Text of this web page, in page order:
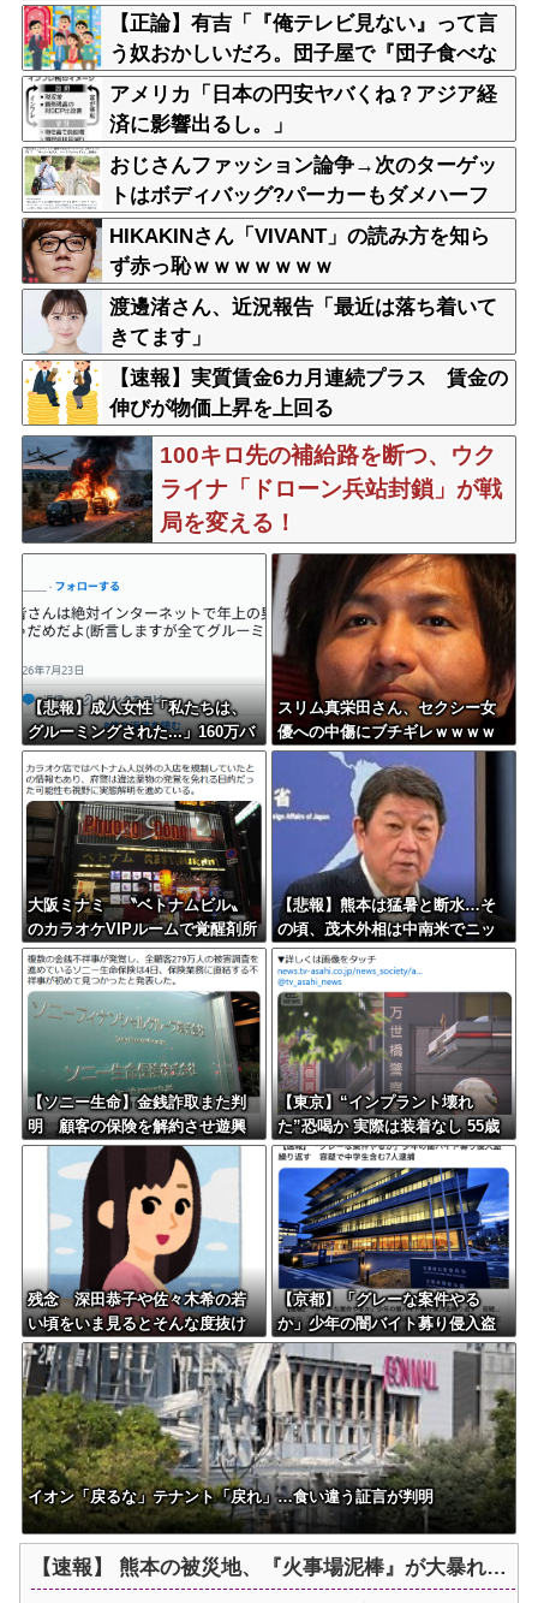
【正論】有吉「『俺テレビ見ない』って言
う奴おかしいだろ。団子屋で『団子食べな
い』って言うか？」
アメリカ「日本の円安ヤバくね？アジア経
済に影響出るし。」
おじさんファッション論争→次のターゲッ
トはボディバッグ?パーカーもダメハーフ
パンツもダメ悲鳴も
HIKAKINさん「VIVANT」の読み方を知ら
ず赤っ恥ｗｗｗｗｗｗｗ
渡邊渚さん、近況報告「最近は落ち着いて
きてます」
【速報】実質賃金6カ月連続プラス 賃金の
伸びが物価上昇を上回る
100キロ先の補給路を断つ、ウク
ライナ「ドローン兵站封鎖」が戦
局を変える！
【悲報】成人女性「私たちは、
グルーミングされた...」160万バ
ズ
スリム真栄田さん、セクシー女
優への中傷にブチギレｗｗｗｗ
ｗｗｗ
大阪ミナミ 〝ベトナムビル〟
のカラオケVIPルームで覚醒剤所
持、ベトナム国籍8人逮捕
【悲報】熊本は猛暑と断水…そ
の頃、茂木外相は中南米でニッ
コリ動画公開
【ソニー生命】金銭詐取また判
明 顧客の保険を解約させ遊興
費などに
【東京】“インプラント壊れ
た”恐喝か 実際は装着なし 55歳
男逮捕「100件で4000万円得た」
残念 深田恭子や佐々木希の若
い頃をいま見るとそんな度抜け
た美人ではない
【京都】「グレーな案件やる
か」少年の闇バイト募り侵入盗
繰り返す 容疑で中学生2人含む
7人逮捕
イオン「戻るな」テナント「戻れ」…食い違う証言が判明
【速報】 熊本の被災地、『火事場泥棒』が大暴れ…